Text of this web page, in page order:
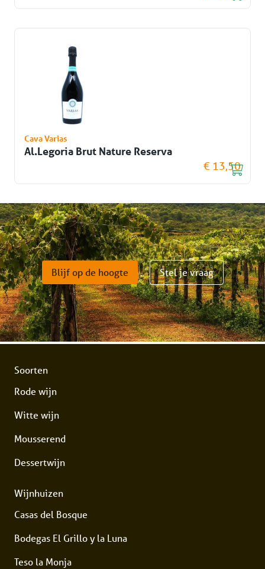
Cava Varias
Al.Legoria Brut Nature Reserva
€ 13,50
Blijf op de hoogte Stel je vraag
Soorten
Rode wijn
Witte wijn
Mousserend
Dessertwijn
Wijnhuizen
Casas del Bosque
Bodegas El Grillo y la Luna
Teso la Monja